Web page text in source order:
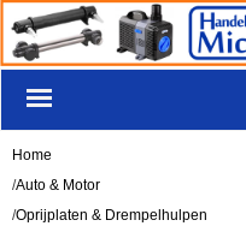
Home
/Auto & Motor
/Oprijplaten & Drempelhulpen